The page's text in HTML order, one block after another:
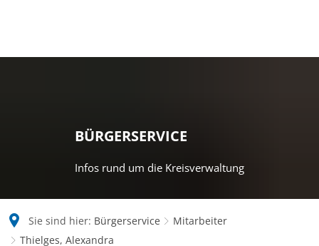
BÜRGERSERVICE
Infos rund um die Kreisverwaltung
Sie sind hier: Bürgerservice
Mitarbeiter
Thielges, Alexandra